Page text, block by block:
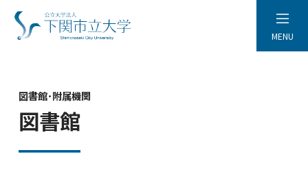
MENU
図書館･附属機関
図書館